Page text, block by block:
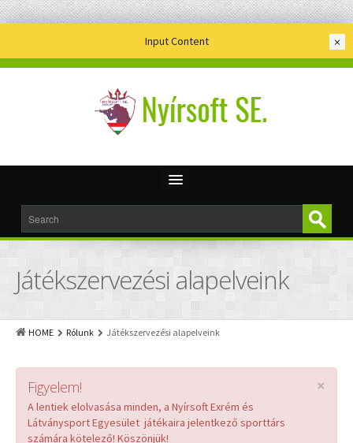
Input Content ×
Rólunk
Impresszum
HUN RECON A.S.T.
Kapcsolat
Airsoft
Mi is az airsoft?
Airsoft és a sport
Játékszervezési alapelveink
HOME Rólunk Játékszervezési alapelveink
×
Figyelem!
A lentiek elolvasása minden, a Nyírsoft Exrém és
Látványsport Egyesület játékaira jelentkező sporttárs
számára kötelező! Köszönjük!